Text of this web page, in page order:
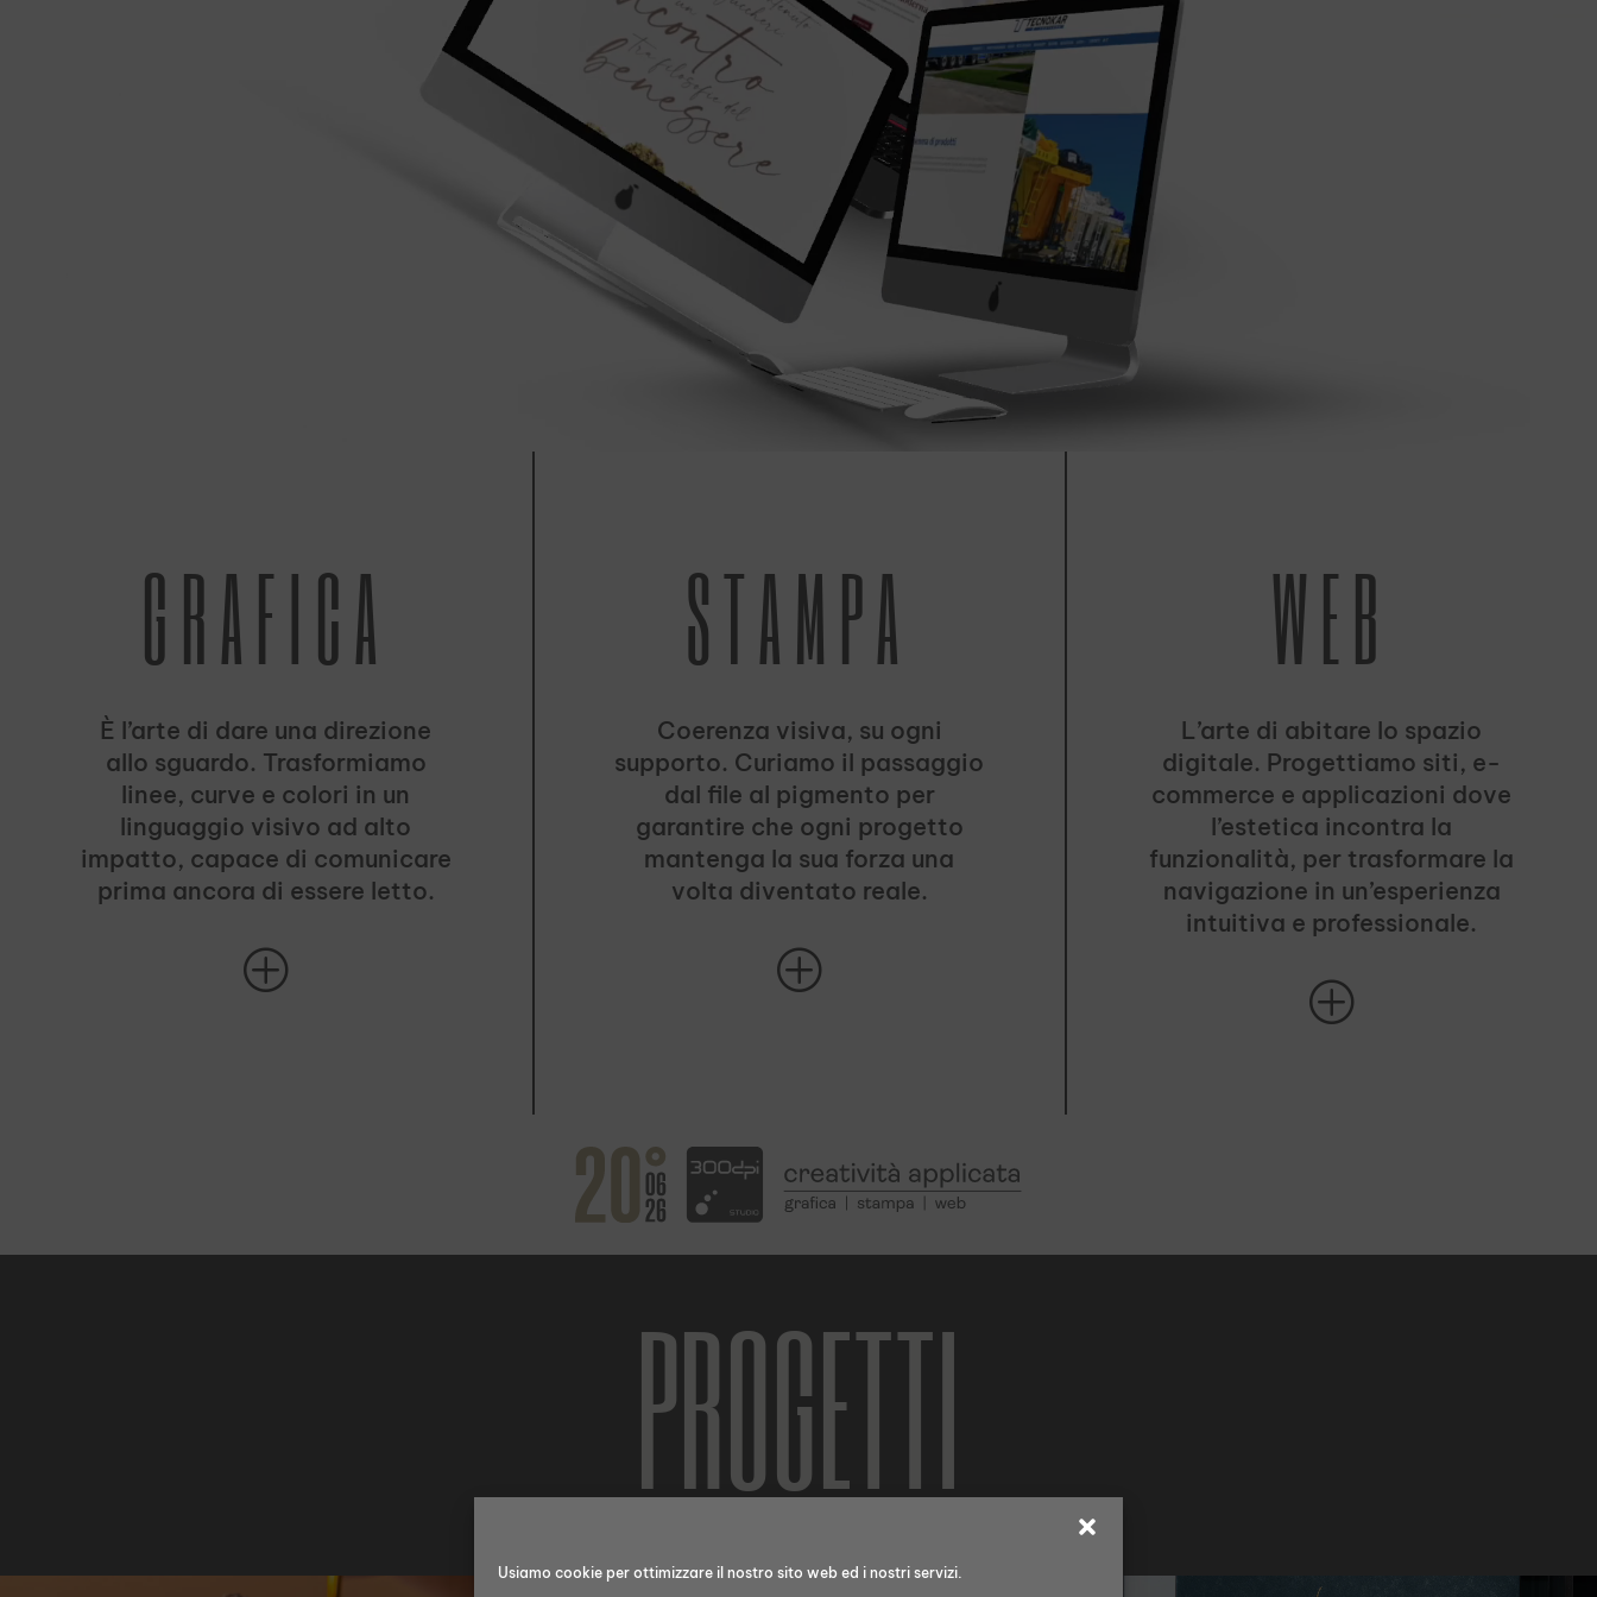
Usiamo cookie per ottimizzare il nostro sito web ed i nostri servizi.
GRAFICA
È l’arte di dare una direzione
allo sguardo. Trasformiamo
linee, curve e colori in un
linguaggio visivo ad alto
impatto, capace di comunicare
prima ancora di essere letto.
P
STAMPA
Coerenza visiva, su ogni
supporto. Curiamo il passaggio
dal file al pigmento per
garantire che ogni progetto
mantenga la sua forza una
volta diventato reale.
P
WEB
L’arte di abitare lo spazio
digitale. Progettiamo siti, e-
commerce e applicazioni dove
l’estetica incontra la
funzionalità, per trasformare la
navigazione in un’esperienza
intuitiva e professionale.
P
PROGETTI